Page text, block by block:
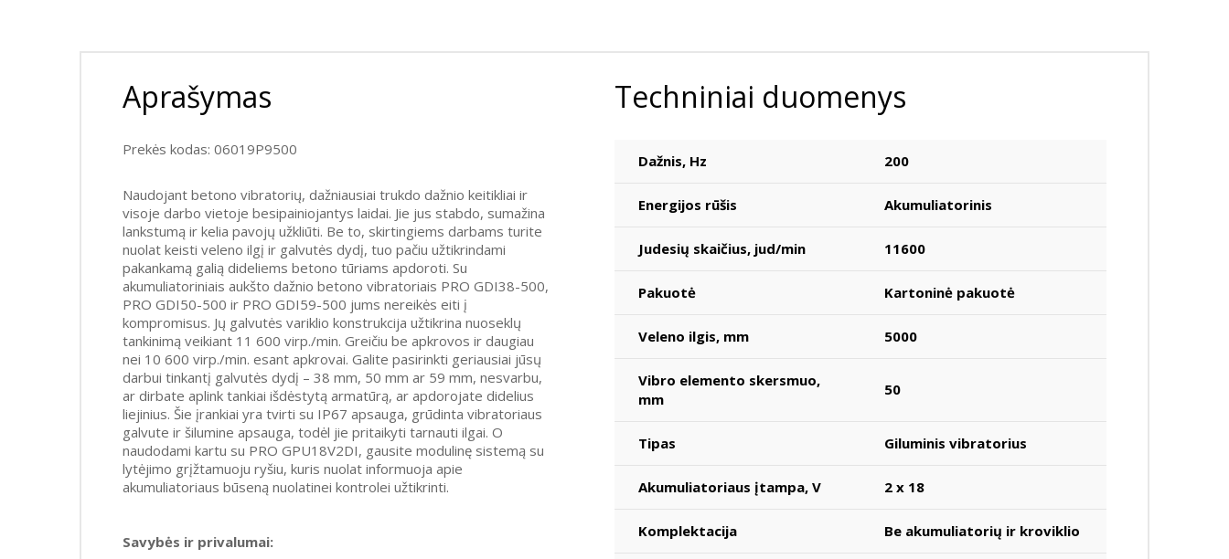
Aprašymas
Prekės kodas: 06019P9500
Naudojant betono vibratorių, dažniausiai trukdo dažnio keitikliai ir
visoje darbo vietoje besipainiojantys laidai. Jie jus stabdo, sumažina
lankstumą ir kelia pavojų užkliūti. Be to, skirtingiems darbams turite
nuolat keisti veleno ilgį ir galvutės dydį, tuo pačiu užtikrindami
pakankamą galią dideliems betono tūriams apdoroti. Su
akumuliatoriniais aukšto dažnio betono vibratoriais PRO GDI38-500,
PRO GDI50-500 ir PRO GDI59-500 jums nereikės eiti į
kompromisus. Jų galvutės variklio konstrukcija užtikrina nuoseklų
tankinimą veikiant 11 600 virp./min. Greičiu be apkrovos ir daugiau
nei 10 600 virp./min. esant apkrovai. Galite pasirinkti geriausiai jūsų
darbui tinkantį galvutės dydį – 38 mm, 50 mm ar 59 mm, nesvarbu,
ar dirbate aplink tankiai išdėstytą armatūrą, ar apdorojate didelius
liejinius. Šie įrankiai yra tvirti su IP67 apsauga, grūdinta vibratoriaus
galvute ir šilumine apsauga, todėl jie pritaikyti tarnauti ilgai. O
naudodami kartu su PRO GPU18V2DI, gausite modulinę sistemą su
lytėjimo grįžtamuoju ryšiu, kuris nuolat informuoja apie
akumuliatoriaus būseną nuolatinei kontrolei užtikrinti.
Savybės ir privalumai:
Techniniai duomenys
Dažnis, Hz 200
Energijos rūšis Akumuliatorinis
Judesių skaičius, jud/min 11600
Pakuotė Kartoninė pakuotė
Veleno ilgis, mm 5000
Vibro elemento skersmuo,
mm
50
Tipas Giluminis vibratorius
Akumuliatoriaus įtampa, V 2 x 18
Komplektacija Be akumuliatorių ir kroviklio